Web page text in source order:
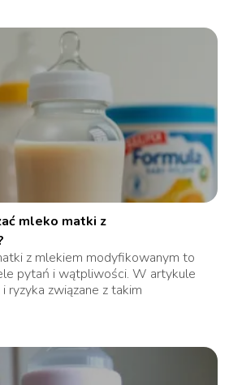
mleko matki z
z mlekiem modyfikowanym to
pytań i wątpliwości. W artykule
ryzyka związane z takim